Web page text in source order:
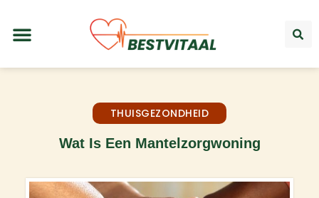
THUISGEZONDHEID
Wat Is Een Mantelzorgwoning